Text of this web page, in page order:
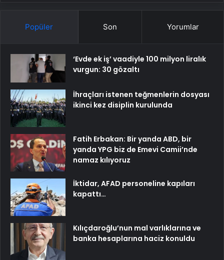
Popüler Son Yorumlar
‘Evde ek iş’ vaadiyle 100 milyon liralık
vurgun: 30 gözaltı
İhraçları istenen teğmenlerin dosyası
ikinci kez disiplin kurulunda
Fatih Erbakan: Bir yanda ABD, bir
yanda YPG biz de Emevi Camii’nde
namaz kılıyoruz
İktidar, AFAD personeline kapıları
kapattı…
Kılıçdaroğlu’nun mal varlıklarına ve
banka hesaplarına haciz konuldu